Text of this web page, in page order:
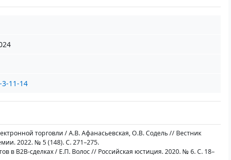
11-14
торговли / А.В. Афанасьевская, О.В. Содель // Вестник
2022. № 5 (148). С. 271–275.
в B2B-сделках / Е.П. Волос // Российская юстиция. 2020. № 6. С. 18–